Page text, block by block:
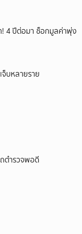
! 4 ปีต่อมา ช็อกมูลค่าพุ่ง
บหลายราย
ตำรวจพอดี